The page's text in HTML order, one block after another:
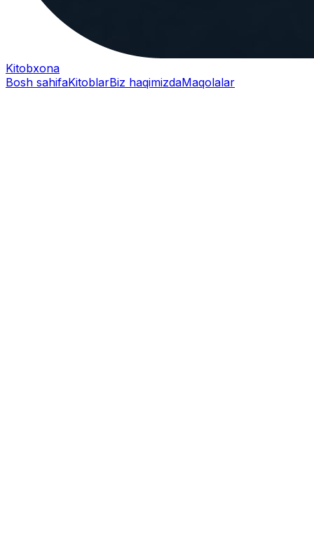
Kitobxona
Bosh sahifaKitoblarBiz haqimizdaMaqolalar